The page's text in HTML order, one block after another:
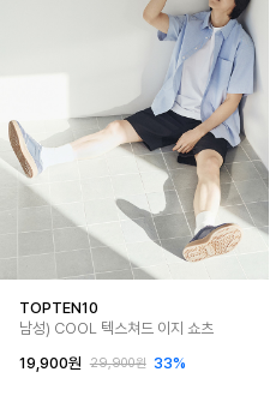
TOPTEN10
남성) COOL 텍스쳐드 이지 쇼츠
19,900원
29,900원 33%